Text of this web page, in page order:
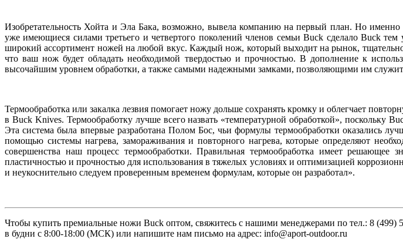
Изобретательность Хойта и Эла Бака, возможно, вывела компанию на первый план. Но
уже имеющиеся силами третьего и четвертого поколений членов семьи Buck сделало Buck
широкий ассортимент ножей на любой вкус. Каждый нож, который выходит на рынок,
что ваш нож будет обладать необходимой твердостью и прочностью. В дополнение к
высочайшим уровнем обработки, а также самыми надежными замками, позволяющими им
Термообработка или закалка лезвия помогает ножу дольше сохранять кромку и облегчает
в Buck Knives. Термообработку лучше всего назвать «температурной обработкой», поскольку
Эта система была впервые разработана Полом Бос, чьи формулы термообработки оказались
помощью системы нагрева, замораживания и повторного нагрева, которые определяют
совершенства наш процесс термообработки. Правильная термообработка имеет решающее
пластичностью и прочностью для использования в тяжелых условиях и оптимизацией
и неукоснительно следуем проверенным временем формулам, которые он разработал».
Чтобы купить премиальные ножи Buck оптом, свяжитесь с нашими менеджерами по тел.: 8 (499)
в будни с 8:00-18:00 (МСК) или напишите нам письмо на адрес: info@aport-outdoor.ru